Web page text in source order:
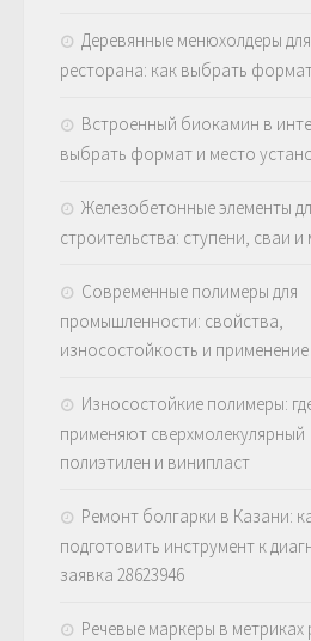
Деревянные менюхолдеры
ресторана: как выбрать
Встроенный биокамин в
выбрать формат и место
Железобетонные элементы
строительства: ступени, сваи
Современные полимеры для
промышленности: свойства,
износостойкость и применение
Износостойкие полимеры:
применяют сверхмолекулярный
полиэтилен и винипласт
Ремонт болгарки в Казани:
подготовить инструмент к
заявка 28623946
Речевые маркеры в метриках